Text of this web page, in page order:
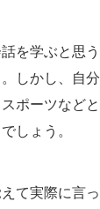
を学ぶと思
しかし、自
ポーツなど
しょう。
て実際に言